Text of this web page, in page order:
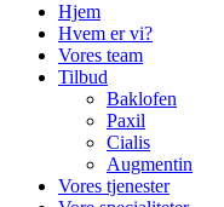
Hjem
Hvem er vi?
Vores team
Tilbud
Baklofen
Paxil
Cialis
Augmentin
Vores tjenester